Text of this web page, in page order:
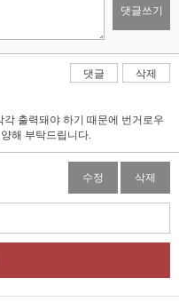
댓글쓰기
삭제
댓글
출력돼야 하기 때문에 번거로우
해 부탁드립니다.
수정 삭제